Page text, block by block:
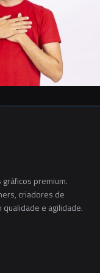
premium.
criadores de
e agilidade.